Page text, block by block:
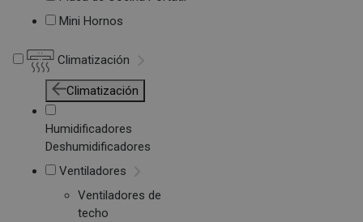
Mini Hornos
Climatización
Climatización
Humidificadores
Deshumidificadores
Ventiladores
Ventiladores de
techo